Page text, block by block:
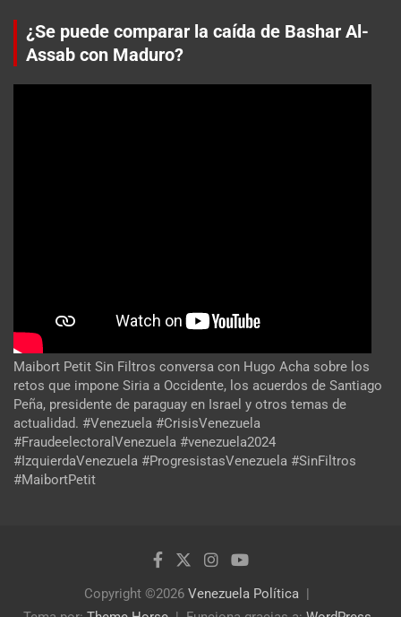
¿Se puede comparar la caída de Bashar Al-
Assab con Maduro?
Maibort Petit Sin Filtros conversa con Hugo Acha sobre los
retos que impone Siria a Occidente, los acuerdos de Santiago
Peña, presidente de paraguay en Israel y otros temas de
actualidad. #Venezuela #CrisisVenezuela
#FraudeelectoralVenezuela #venezuela2024
#IzquierdaVenezuela #ProgresistasVenezuela #SinFiltros
#MaibortPetit
Copyright ©2026 Venezuela Política